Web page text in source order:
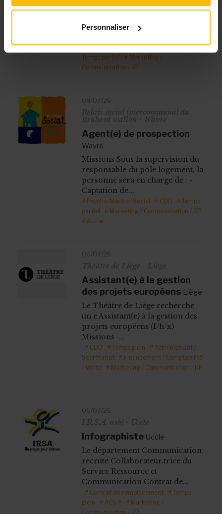
Personnaliser
RAISON D’ÊTRE DU POSTE La
vision de société et vous
# Soutien & services aux ASBL # CDI #
Temps partiel
# Marketing /
Communication / RP
08/07/26
Relais social intercommunal du
Brabant wallon - Wavre
Agent(e) de prospection
Wavre
Missions Sous la supervision du
responsable du pôle logement, la
personne sera en charge de : -
Captation de...
# Psycho-Médico-Social # CDD
# Temps
partiel
# Marketing / Communication / RP
# Autre
06/07/26
Théâtre de Liège - Liège
Assistant(e) à la gestion
des projets européens Liège
Le Théâtre de Liège recherche
un.e Assistant(e) à la gestion des
projets européens (f/h/x)
Missions ·...
# CDD # Temps plein
# Administratif /
Secrétariat # Financement / Comptabilité
/ Vente # Marketing / Communication / RP
06/07/26
I.R.S.A. asbl - Uccle
Infographiste Uccle
Le département Communication
recrute Collaborateur.trice du
Service Ressource et
Communication Contrat de...
# Contrat de remplacement # Temps
plein
# ACS # # Marketing /
Communication / RP